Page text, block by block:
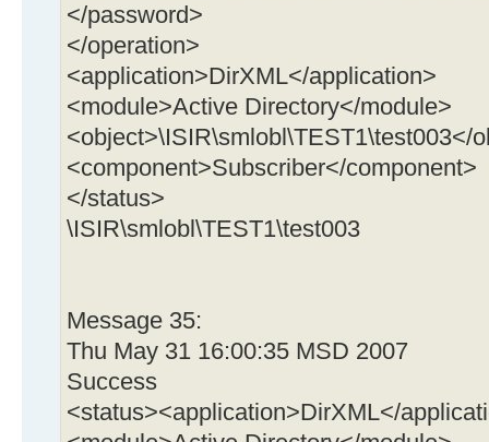
</password>
</operation>
<application>DirXML</application>
<module>Active Directory</module>
<object>\ISIR\smlobl\TEST1\test003</
<component>Subscriber</component>
</status>
\ISIR\smlobl\TEST1\test003
Message 35:
Thu May 31 16:00:35 MSD 2007
Success
<status><application>DirXML</